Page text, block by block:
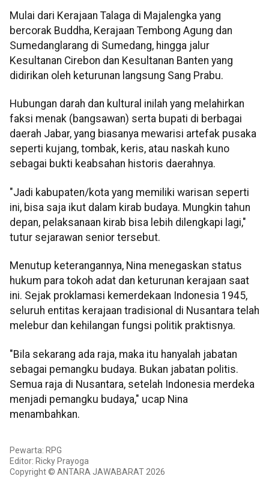
Mulai dari Kerajaan Talaga di Majalengka yang
bercorak Buddha, Kerajaan Tembong Agung dan
Sumedanglarang di Sumedang, hingga jalur
Kesultanan Cirebon dan Kesultanan Banten yang
didirikan oleh keturunan langsung Sang Prabu.
Hubungan darah dan kultural inilah yang melahirkan
faksi menak (bangsawan) serta bupati di berbagai
daerah Jabar, yang biasanya mewarisi artefak pusaka
seperti kujang, tombak, keris, atau naskah kuno
sebagai bukti keabsahan historis daerahnya.
"Jadi kabupaten/kota yang memiliki warisan seperti
ini, bisa saja ikut dalam kirab budaya. Mungkin tahun
depan, pelaksanaan kirab bisa lebih dilengkapi lagi,"
tutur sejarawan senior tersebut.
Menutup keterangannya, Nina menegaskan status
hukum para tokoh adat dan keturunan kerajaan saat
ini. Sejak proklamasi kemerdekaan Indonesia 1945,
seluruh entitas kerajaan tradisional di Nusantara telah
melebur dan kehilangan fungsi politik praktisnya.
"Bila sekarang ada raja, maka itu hanyalah jabatan
sebagai pemangku budaya. Bukan jabatan politis.
Semua raja di Nusantara, setelah Indonesia merdeka
menjadi pemangku budaya," ucap Nina
menambahkan.
Pewarta: RPG
Editor: Ricky Prayoga
Copyright © ANTARA JAWABARAT 2026